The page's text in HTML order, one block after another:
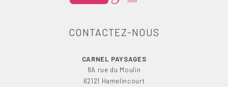
CONTACTEZ-NOUS
CARNEL PAYSAGES
8A rue du Moulin
62121 Hamelincourt